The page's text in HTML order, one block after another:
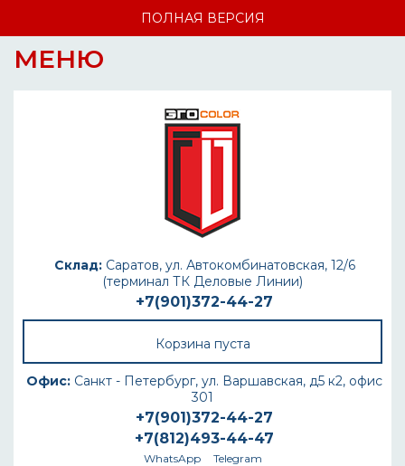
ПОЛНАЯ ВЕРСИЯ
МЕНЮ
Склад:Саратов, ул. Автокомбинатовская, 12/6
(терминал ТК Деловые Линии)
+7(901)372-44-27
Корзина пуста
Офис: Санкт - Петербург, ул. Варшавская, д5 к2, офис
301
+7(901)372-44-27
+7(812)493-44-47
WhatsApp Telegram